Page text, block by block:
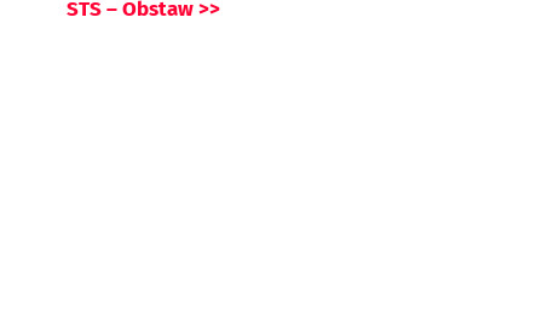
STS – Obstaw >>